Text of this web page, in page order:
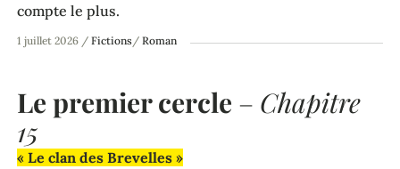
1 juillet 2026 / Fictions/ Roman
compte le plus.
Le premier cercle – Chapitre
15
« Le clan des Brevelles »